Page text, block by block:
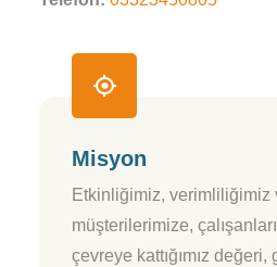
Misyon
Etkinliğimiz, verimliliğimiz
müşterilerimize,
çevreye kattığımız değeri,